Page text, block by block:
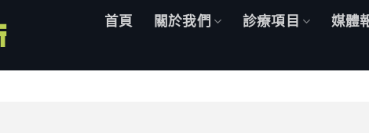
首頁 關於我們 診療項目 媒體